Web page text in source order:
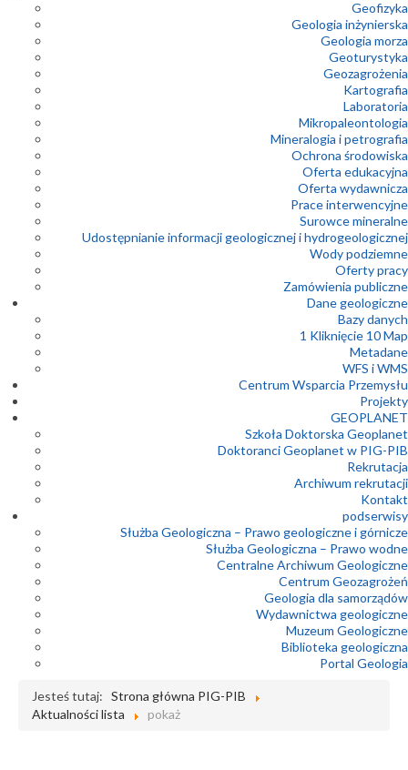
Geofizyka
Geologia inżynierska
Geologia morza
Geoturystyka
Geozagrożenia
Kartografia
Laboratoria
Mikropaleontologia
Mineralogia i petrografia
Ochrona środowiska
Oferta edukacyjna
Oferta wydawnicza
Prace interwencyjne
Surowce mineralne
Udostępnianie informacji geologicznej i hydrogeologicznej
Wody podziemne
Oferty pracy
Zamówienia publiczne
Dane geologiczne
Bazy danych
1 Kliknięcie 10 Map
Metadane
WFS i WMS
Centrum Wsparcia Przemysłu
Projekty
GEOPLANET
Szkoła Doktorska Geoplanet
Doktoranci Geoplanet w PIG-PIB
Rekrutacja
Archiwum rekrutacji
Kontakt
podserwisy
Służba Geologiczna – Prawo geologiczne i górnicze
Służba Geologiczna – Prawo wodne
Centralne Archiwum Geologiczne
Centrum Geozagrożeń
Geologia dla samorządów
Wydawnictwa geologiczne
Muzeum Geologiczne
Biblioteka geologiczna
Portal Geologia
Jesteś tutaj: Strona główna PIG-PIB
Aktualności lista
pokaż